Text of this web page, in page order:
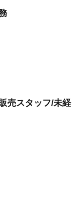
売スタッフ/未経